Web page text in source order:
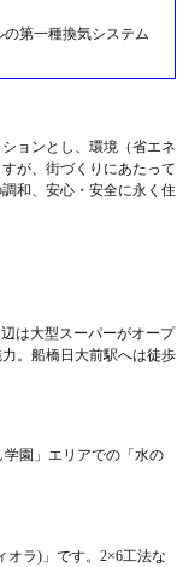
第一種換気システム
ョンとし、環境（省エネ
が、街づくりにあたって
和、安心・安全に永く住
は大型スーパーがオープ
。船橋日大前駅へは徒歩
学園」エリアでの「水の
オラ)」です。2×6工法な